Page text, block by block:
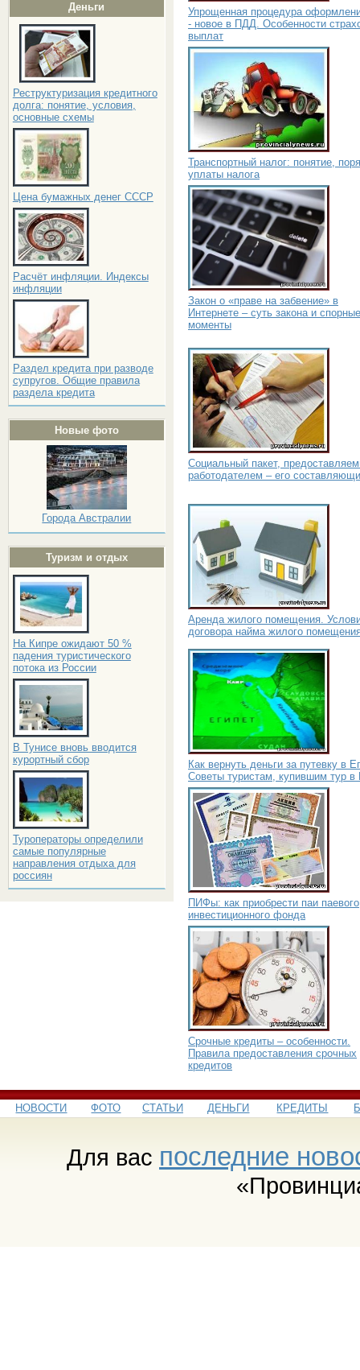
Деньги
Реструктуризация кредитного
долга: понятие, условия,
основные схемы
Цена бумажных денег СССР
Расчёт инфляции. Индексы
инфляции
Раздел кредита при разводе
супругов. Общие правила
раздела кредита
Новые фото
Города Австралии
Туризм и отдых
На Кипре ожидают 50 %
падения туристического
потока из России
В Тунисе вновь вводится
курортный сбор
Туроператоры определили
самые популярные
направления отдыха для
россиян
Упрощенная процедура
- новое в ПДД. Особенности
выплат
Транспортный налог: понятие,
уплаты налога
Закон о «праве на забвение» в
Интернете – суть закона и спорные
моменты
Социальный пакет,
работодателем – его
Аренда жилого помещения.
договора найма жилого
Как вернуть деньги за путевку в
Советы туристам, купившим тур в
ПИФы: как приобрести паи паевого
инвестиционного фонда
Срочные кредиты – особенности.
Правила предоставления срочных
кредитов
НОВОСТИ ФОТО СТАТЬИ ДЕНЬГИ КРЕДИТЫ
Для вас последние